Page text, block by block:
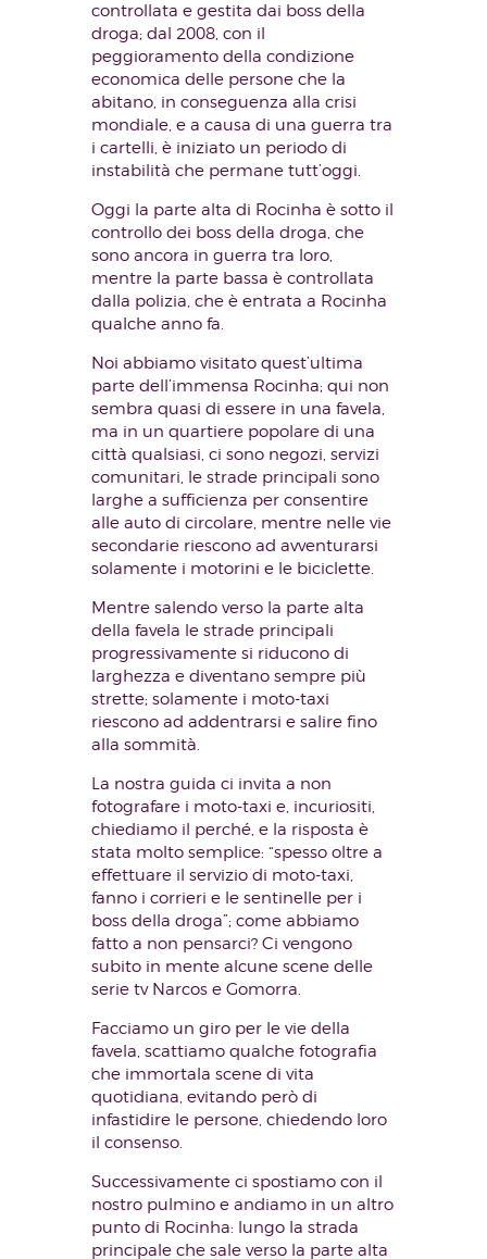
controllata e gestita dai boss della
droga; dal 2008, con il
peggioramento della condizione
economica delle persone che la
abitano, in conseguenza alla crisi
mondiale, e a causa di una guerra tra
i cartelli, è iniziato un periodo di
instabilità che permane tutt’oggi.
Oggi la parte alta di Rocinha è sotto il
controllo dei boss della droga, che
sono ancora in guerra tra loro,
mentre la parte bassa è controllata
dalla polizia, che è entrata a Rocinha
qualche anno fa.
Noi abbiamo visitato quest’ultima
parte dell’immensa Rocinha; qui non
sembra quasi di essere in una favela,
ma in un quartiere popolare di una
città qualsiasi, ci sono negozi, servizi
comunitari, le strade principali sono
larghe a sufficienza per consentire
alle auto di circolare, mentre nelle vie
secondarie riescono ad avventurarsi
solamente i motorini e le biciclette.
Mentre salendo verso la parte alta
della favela le strade principali
progressivamente si riducono di
larghezza e diventano sempre più
strette; solamente i moto-taxi
riescono ad addentrarsi e salire fino
alla sommità.
La nostra guida ci invita a non
fotografare i moto-taxi e, incuriositi,
chiediamo il perché, e la risposta è
stata molto semplice: “spesso oltre a
effettuare il servizio di moto-taxi,
fanno i corrieri e le sentinelle per i
boss della droga”; come abbiamo
fatto a non pensarci? Ci vengono
subito in mente alcune scene delle
serie tv Narcos e Gomorra.
Facciamo un giro per le vie della
favela, scattiamo qualche fotografia
che immortala scene di vita
quotidiana, evitando però di
infastidire le persone, chiedendo loro
il consenso.
Successivamente ci spostiamo con il
nostro pulmino e andiamo in un altro
punto di Rocinha: lungo la strada
principale che sale verso la parte alta